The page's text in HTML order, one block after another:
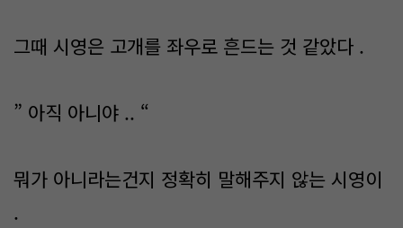
그때 시영은 고개를 좌우로 흔드는 것 같았다 .
” 아직 아니야 .. “
뭐가 아니라는건지 정확히 말해주지 않는 시영이
.